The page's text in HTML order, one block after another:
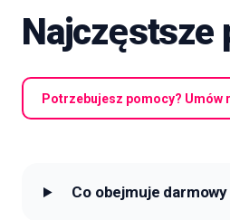
Najczęstsze
Potrzebujesz pomocy? Umów
Co obejmuje